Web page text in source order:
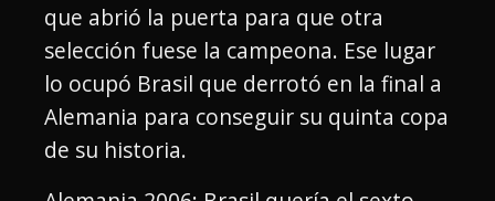
que abrió la puerta para que otra
selección fuese la campeona. Ese lugar
lo ocupó Brasil que derrotó en la final a
Alemania para conseguir su quinta copa
de su historia.